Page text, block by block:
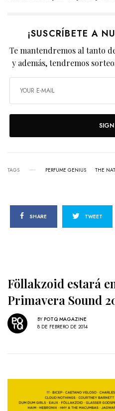
¡SUSCRÍBETE A
Te mantendremos al tanto
y además, tendremos
TAGS PERFUME GENIUS THE
SHARE TWEET
Föllakzoid estará
Primavera Sound
BY POTQ MAGAZINE
8 DE FEBRERO DE 2014